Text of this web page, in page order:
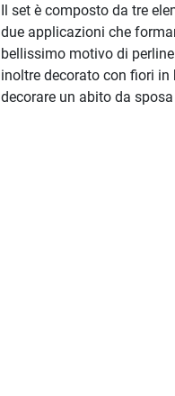
Il set è composto da tre
due applicazioni che
bellissimo motivo di
inoltre decorato con fiori in
decorare un abito da